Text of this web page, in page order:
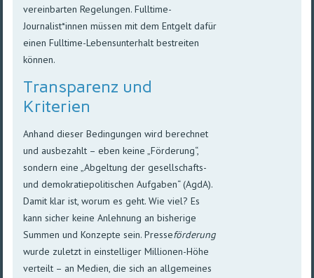
vereinbarten Regelungen. Fulltime-
Journalist*innen müssen mit dem Entgelt dafür
einen Fulltime-Lebensunterhalt bestreiten
können.
Transparenz und
Kriterien
Anhand dieser Bedingungen wird berechnet
und ausbezahlt – eben keine „Förderung“,
sondern eine „Abgeltung der gesellschafts-
und demokratiepolitischen Aufgaben“ (AgdA).
Damit klar ist, worum es geht. Wie viel? Es
kann sicher keine Anlehnung an bisherige
Summen und Konzepte sein. Presseförderung
wurde zuletzt in einstelliger Millionen-Höhe
verteilt – an Medien, die sich an allgemeines